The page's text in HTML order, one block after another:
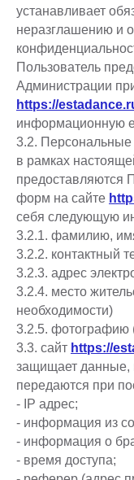
устанавливает
неразглашению и
Пользователь
Администрации
https://
информационную
3.2.
в рамках
предоставляются
форм на сайте
себя следующую
3.2.1. фамилию,
3.2.2. контактный
3.2.3. адрес
3.2.4. место
необходимости)
3.2.5. фотографию
3.3. сайт https://
защищает данные,
передаются при
- IP адрес;
- информация из
- информация о
- время доступа;